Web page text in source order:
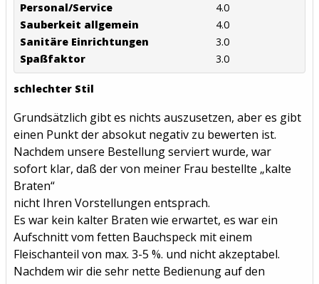
Personal/Service
4.0
Sauberkeit allgemein
4.0
Sanitäre Einrichtungen
3.0
Spaßfaktor
3.0
schlechter Stil
Grundsätzlich gibt es nichts auszusetzen, aber es gibt
einen Punkt der absokut negativ zu bewerten ist.
Nachdem unsere Bestellung serviert wurde, war
sofort klar, daß der von meiner Frau bestellte „kalte
Braten“
nicht Ihren Vorstellungen entsprach.
Es war kein kalter Braten wie erwartet, es war ein
Aufschnitt vom fetten Bauchspeck mit einem
Fleischanteil von max. 3-5 %. und nicht akzeptabel.
Nachdem wir die sehr nette Bedienung auf den